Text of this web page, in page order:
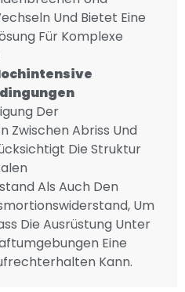
Und Bietet Eine
Für Komplexe
Der
Zwischen Abriss Und
Die Struktur
Als Auch Den
Um
Die Ausrüstung Unter
Eine
Kann.